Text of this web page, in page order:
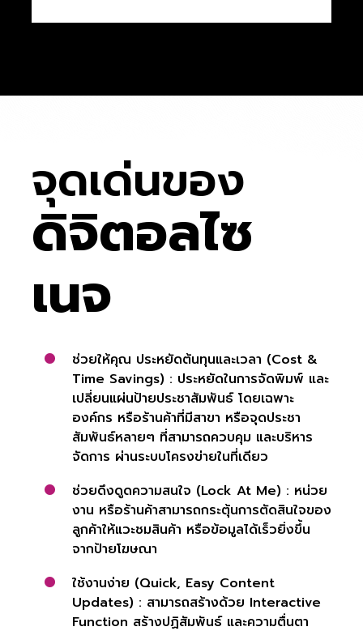
จุดเด่นของ
ดิจิตอลไซ
เนจ
ช่วยให้คุณ ประหยัดต้นทุนและเวลา (Cost &
Time Savings) : ประหยัดในการจัดพิมพ์ และ
เปลี่ยนแผ่นป้ายประชาสัมพันธ์ โดยเฉพาะ
องค์กร หรือร้านค้าที่มีสาขา หรือจุดประชา
สัมพันธ์หลายๆ ที่สามารถควบคุม และบริหาร
จัดการ ผ่านระบบโครงข่ายในที่เดียว
ช่วยดึงดูดความสนใจ (Lock At Me) : หน่วย
งาน หรือร้านค้าสามารถกระตุ้นการตัดสินใจของ
ลูกค้าให้แวะชมสินค้า หรือข้อมูลได้เร็วยิ่งขึ้น
จากป้ายโฆษณา
ใช้งานง่าย (Quick, Easy Content
Updates) : สามารถสร้างด้วย Interactive
Function สร้างปฏิสัมพันธ์ และความตื่นตา